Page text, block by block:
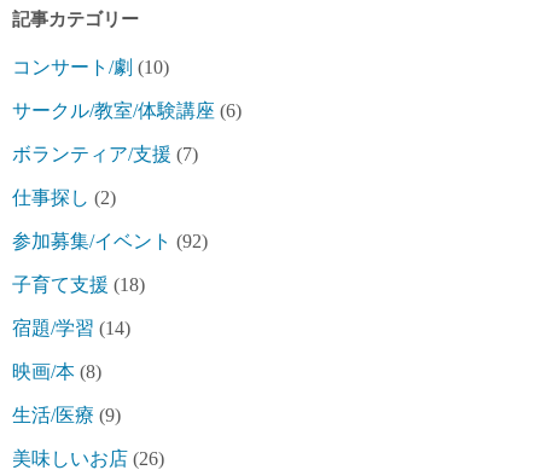
記事カテゴリー
コンサート/劇 (10)
サークル/教室/体験講座 (6)
ボランティア/支援 (7)
仕事探し (2)
参加募集/イベント (92)
子育て支援 (18)
宿題/学習 (14)
映画/本 (8)
生活/医療 (9)
美味しいお店 (26)